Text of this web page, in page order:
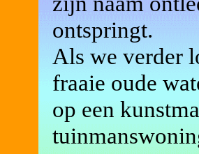
ontspringt.
Als we verder
fraaie oude
op een